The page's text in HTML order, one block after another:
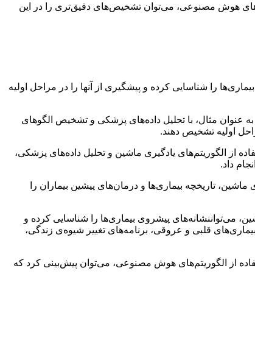
هوش مصنوعی، می‌توان تشخیص‌های دقیق‌تری را در این
را شناسایی کرده و پیشگیری از آنها را در مراحل اولیه
مثال، با تحلیل داده‌های پزشکی و تشخیص الگوهای
اولیه تشخیص دهند.
از الگوریتم‌های یادگیری ماشین و تحلیل داده‌های پزشکی،
داد.
تاریخچه بیماری‌ها و درمان‌های پیشین بیماران را
می‌تواننشانه‌های پیشروی بیماری‌ها را شناسایی کرده و
قلبی و عروقی، برنامه‌های تغییر شیوه‌ی زندگی،
از الگوریتم‌های هوش مصنوعی، می‌توان پیش‌بینی کرد که